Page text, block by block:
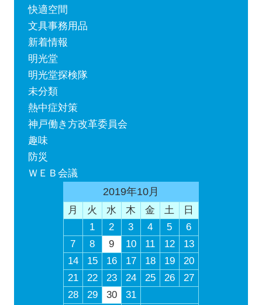
快適空間
文具事務用品
新着情報
明光堂
明光堂探検隊
未分類
熱中症対策
神戸働き方改革委員会
趣味
防災
ＷＥＢ会議
2019年10月
月 火 水 木 金 土 日
1 2 3 4 5
6
7
8 9 10 11 12
13
14
15 16 17 18 19
20
21
22 23 24 25 26
27
28
29 30 31